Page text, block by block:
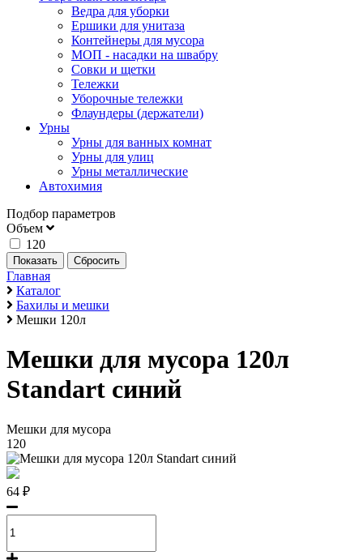
Ведра для уборки
Ершики для унитаза
Контейнеры для мусора
МОП - насадки на швабру
Совки и щетки
Тележки
Уборочные тележки
Флаундеры (держатели)
Урны
Урны для ванных комнат
Урны для улиц
Урны металлические
Автохимия
Подбор параметров
Объем
120
Главная
Каталог
Бахилы и мешки
Мешки 120л
Мешки для мусора 120л
Standart синий
Мешки для мусора
120
64 ₽